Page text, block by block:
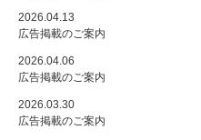
2026.04.13
広告掲載のご案内
2026.04.06
広告掲載のご案内
2026.03.30
広告掲載のご案内